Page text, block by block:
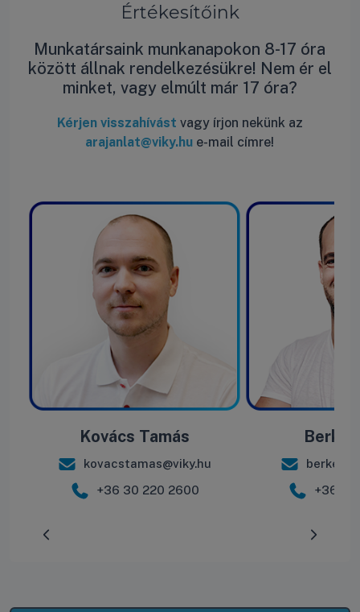
Értékesítőink
Munkatársaink munkanapokon 8-17 óra
között állnak rendelkezésükre! Nem ér el
minket, vagy elmúlt már 17 óra?
Kérjen visszahívást vagy írjon nekünk az
arajanlat@viky.hu e-mail címre!
Kovács Tamás
kovacstamas@viky.hu
+36 30 220 2600
Berke
+36 30